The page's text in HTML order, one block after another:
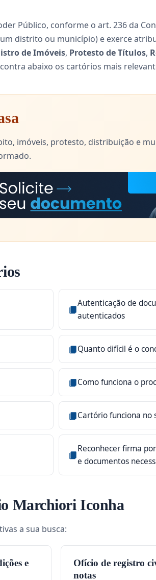
Público, conforme o art. 236 da
distrito ou município) e exerce
de Imóveis, Protesto de Títulos,
abaixo os cartórios mais
imóveis, protesto, distribuição e
Autenticação de
autenticados
Quanto difícil é o
Como funciona o
Cartório funciona no
Reconhecer firma
e documentos
Marchiori Iconha
a sua busca:
e
Ofício de registro
notas